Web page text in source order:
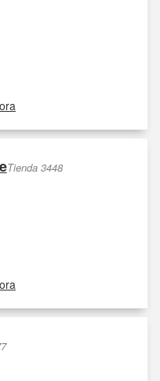
Tienda 3448